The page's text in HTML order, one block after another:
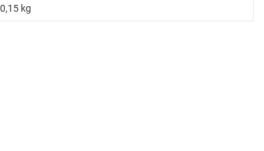
0,15 kg